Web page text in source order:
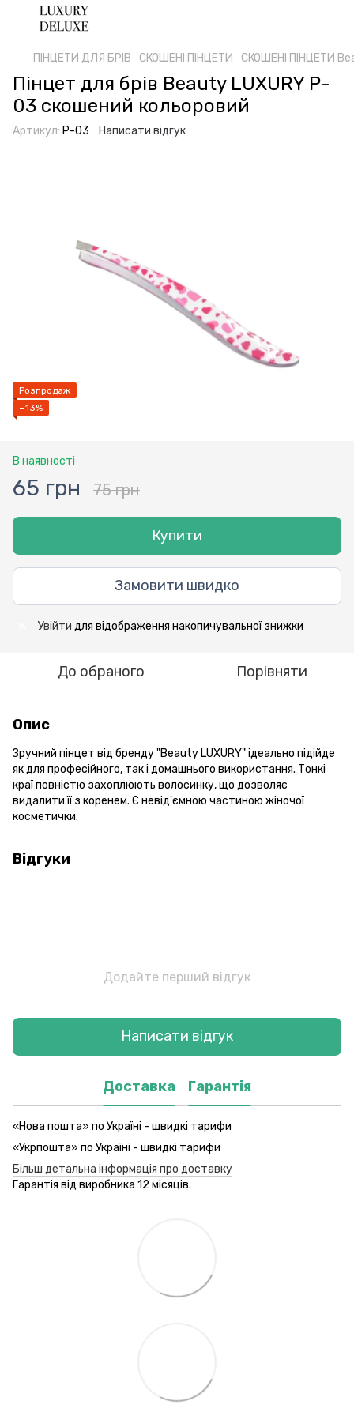
ПІНЦЕТИ ДЛЯ БРІВ СКОШЕНІ ПІНЦЕТИ СКОШЕНІ ПІНЦЕТИ
Пінцет для брів Beauty LUXURY P-
03 скошений кольоровий
Артикул: P-03 Написати відгук
Розпродаж
−13%
В наявності
65 грн 75 грн
Купити
Замовити швидко
Увійти для відображення накопичувальної знижки
До обраного Порівняти
Опис
Зручний пінцет від бренду "Beauty LUXURY" ідеально підійде
як для професійного, так і домашнього використання. Тонкі
краї повністю захоплюють волосинку, що дозволяє
видалити її з коренем. Є невід'ємною частиною жіночої
косметички.
Відгуки
Додайте перший відгук
Написати відгук
Доставка Гарантія
«Нова пошта» по Україні - швидкі тарифи
«Укрпошта» по Україні - швидкі тарифи
Більш детальна інформація про доставку
Гарантія від виробника 12 місяців.